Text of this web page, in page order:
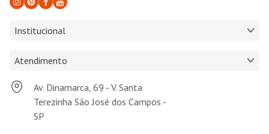
Institucional
Atendimento
Av. Dinamarca, 69 - V. Santa
Terezinha São José dos Campos -
SP